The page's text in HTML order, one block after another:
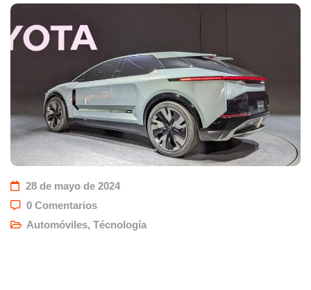
28 de mayo de 2024
0 Comentarios
Automóviles, Técnología